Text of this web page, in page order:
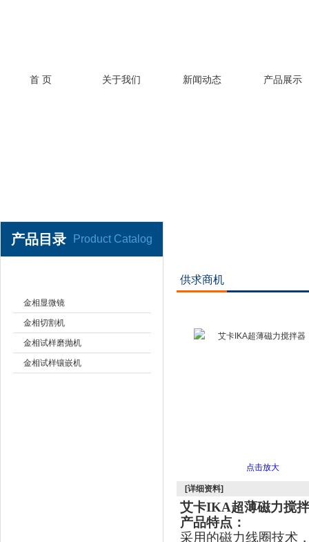
公司名称
首 页 关于我们 新闻动态 产品展示
产品目录 Product Catalog
金相显微镜
金相切割机
金相试样磨抛机
金相试样镶嵌机
供求商机
点击放大
[详细资料]
艾卡IKA超薄磁力搅
产品特点：
采用的磁力线圈技术